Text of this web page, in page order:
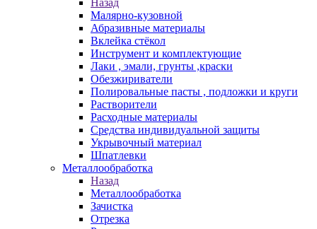
Назад
Малярно-кузовной
Абразивные материалы
Вклейка стёкол
Инструмент и комплектующие
Лаки , эмали, грунты ,краски
Обезжириватели
Полировальные пасты , подложки и круги
Растворители
Расходные материалы
Средства индивидуальной защиты
Укрывочный материал
Шпатлевки
Металлообработка
Назад
Металлообработка
Зачистка
Отрезка